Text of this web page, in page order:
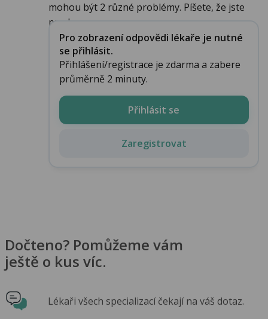
mohou být 2 různé problémy. Píšete, že jste
prod...
Pro zobrazení odpovědi lékaře je nutné
se přihlásit.
Přihlášení/registrace je zdarma a zabere
průměrně 2 minuty.
Přihlásit se
Zaregistrovat
Dočteno? Pomůžeme vám
ještě o kus víc.
Lékaři všech specializací čekají na váš dotaz.